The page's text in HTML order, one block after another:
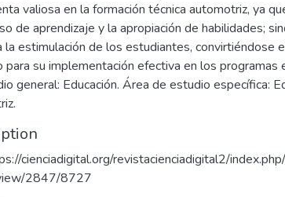
valiosa en la formación técnica automotriz, ya
de aprendizaje y la apropiación de habilidades;
la estimulación de los estudiantes, convirtiéndose
para su implementación efectiva en los programas
general: Educación. Área de estudio específica:
cienciadigital.org/revistacienciadigital2/
2847/8727